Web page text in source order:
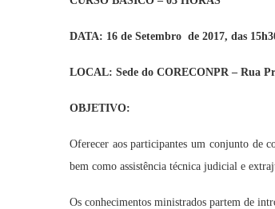
DATA: 16 de Setembro de 2017, das
LOCAL: Sede do CORECONPR – Rua
OBJETIVO:
Oferecer aos participantes um conjunto de
bem como assistência técnica judicial e
Os conhecimentos ministrados partem de